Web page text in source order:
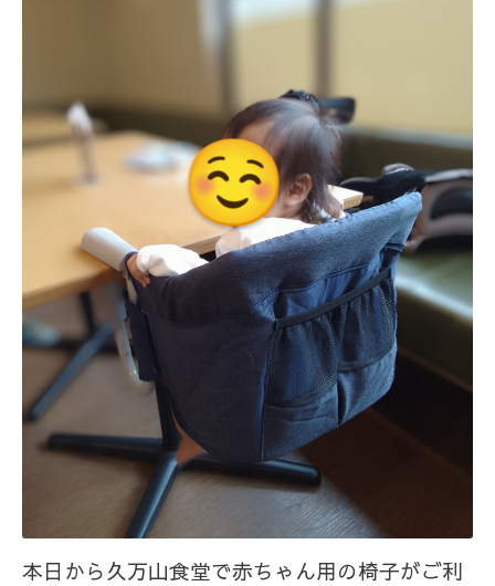
本日から久万山食堂で赤ちゃん用の椅子がご利